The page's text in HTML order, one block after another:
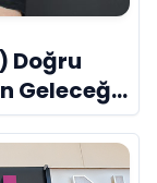
Doğru
Geleceği: